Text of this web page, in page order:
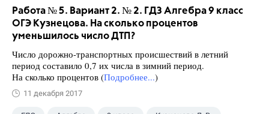
Работа № 5. Вариант 2. № 2. ГДЗ Алгебра 9 класс
ОГЭ Кузнецова. На сколько процентов
уменьшилось число ДТП?
Число дорожно-транспортных происшествий в летний
период составило 0,7 их числа в зимний период.
На сколько процентов (Подробнее...)
11 декабря 2017